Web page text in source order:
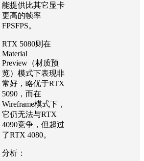
能提供比其它显卡
更高的帧率
FPSFPS。
RTX 5080则在
Material
Preview（材质预
览）模式下表现非
常好，略优于RTX
5090，而在
Wireframe模式下，
它仍无法与RTX
4090竞争，但超过
了RTX 4080。
分析：